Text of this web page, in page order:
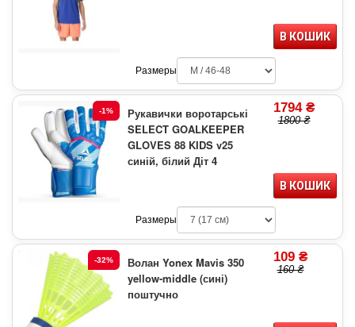
В КОШИК
Размеры
-1%
Рукавички воротарські
SELECT GOALKEEPER
GLOVES 88 KIDS v25
синій, білий Діт 4
1794 ₴
1800 ₴
В КОШИК
Размеры
-32%
Волан Yonex Mavis 350
yellow-middle (сині)
поштучно
109 ₴
160 ₴